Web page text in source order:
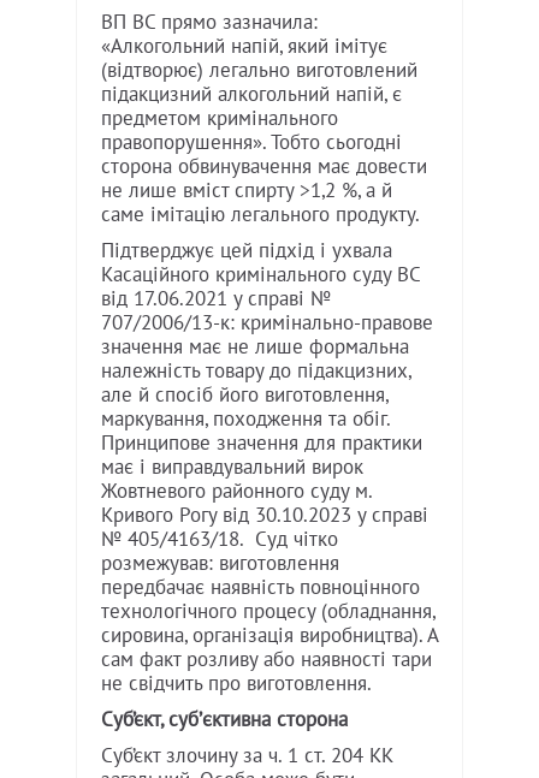
ВП ВС прямо зазначила:
«Алкогольний напій, який імітує
(відтворює) легально виготовлений
підакцизний алкогольний напій, є
предметом кримінального
правопорушення». Тобто сьогодні
сторона обвинувачення має довести
не лише вміст спирту >1,2 %, а й
саме імітацію легального продукту.
Підтверджує цей підхід і ухвала
Касаційного кримінального суду ВС
від 17.06.2021 у справі №
707/2006/13-к: кримінально-правове
значення має не лише формальна
належність товару до підакцизних,
але й спосіб його виготовлення,
маркування, походження та обіг.
Принципове значення для практики
має і виправдувальний вирок
Жовтневого районного суду м.
Кривого Рогу від 30.10.2023 у справі
№ 405/4163/18. Суд чітко
розмежував: виготовлення
передбачає наявність повноцінного
технологічного процесу (обладнання,
сировина, організація виробництва). А
сам факт розливу або наявності тари
не свідчить про виготовлення.
Суб’єкт, субʼєктивна сторона
Суб’єкт злочину за ч. 1 ст. 204 КК